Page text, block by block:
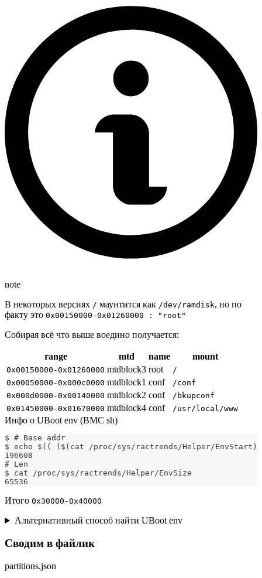
note
В некоторых версиях / маунтится как /dev/ramdisk, но по
факту это 0x00150000-0x01260000 : "root"
Собирая всё что выше воедино получается:
range mtd name mount
0x00150000-0x01260000 mtdblock3 root
/
0x00050000-0x000c0000 mtdblock1 conf
/conf
0x000d0000-0x00140000 mtdblock2 conf
/bkupconf
0x01450000-0x01670000 mtdblock4 conf /usr/local/www
Инфо о UBoot env (BMC sh)
$ # Base addr
$ echo $(( ($(cat /proc/sys/ractrends/Helper/
196608
# Len
$ cat /proc/sys/ractrends/Helper/EnvSize
65536
Итого 0x30000-0x40000
Альтернативный способ найти UBoot env
Сводим в файлик
partitions.json